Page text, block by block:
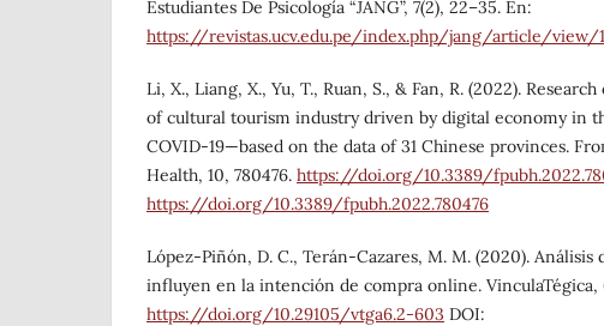
Estudiantes De Psicología “JANG”, 7(2), 22–35. En:
https://revistas.ucv.edu.pe/index.php/jang/article/view/
Li, X., Liang, X., Yu, T., Ruan, S., & Fan, R. (2022).
of cultural tourism industry driven by digital economy in
COVID-19—based on the data of 31 Chinese provinces.
Health, 10, 780476. https://doi.org/10.3389/
https://doi.org/10.3389/fpubh.2022.780476
López-Piñón, D. C., Terán-Cazares, M. M. (2020). Análisis
influyen en la intención de compra online. VinculaTégica,
https://doi.org/10.29105/vtga6.2-603 DOI: